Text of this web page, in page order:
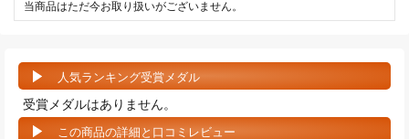
当商品はただ今お取り扱いがございません。
人気ランキング受賞メダル
受賞メダルはありません。
この商品の詳細と口コミレビュー